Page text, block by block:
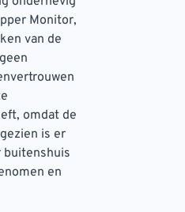
Monitor,
van de
omdat de
is er
buitenshuis
en